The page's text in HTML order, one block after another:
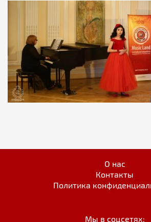
О нас
Контакты
Политика
Мы в соцсетях: